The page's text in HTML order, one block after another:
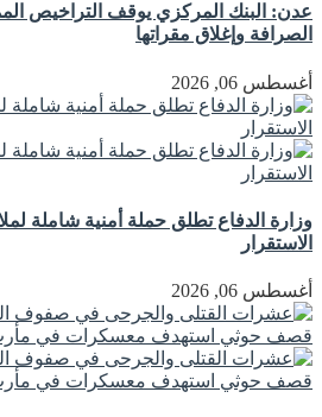
عدن: البنك المركزي يوقف التراخيص
الصرافة وإغلاق مقراتها
أغسطس 06, 2026
وزارة الدفاع تطلق حملة أمنية شاملة
الاستقرار
أغسطس 06, 2026